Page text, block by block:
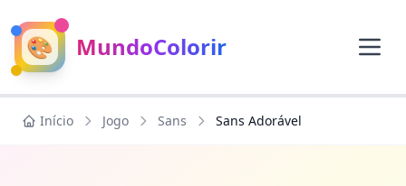
🎨 MundoColorir
Início Jogo Sans Sans Adorável